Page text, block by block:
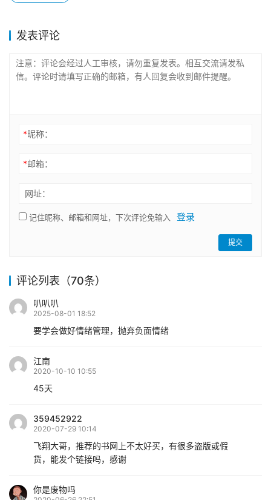
发表评论
*昵称：
*邮箱：
网址：
记住昵称、邮箱和网址，下次评论免输入 登录
提交
评论列表（70条）
叭叭叭
2025-08-01 18:52
要学会做好情绪管理，抛弃负面情绪
江南
2020-10-10 10:55
45天
359452922
2020-07-29 10:14
飞翔大哥，推荐的书网上不太好买，有很多盗版或假
货，能发个链接吗，感谢
你是废物吗